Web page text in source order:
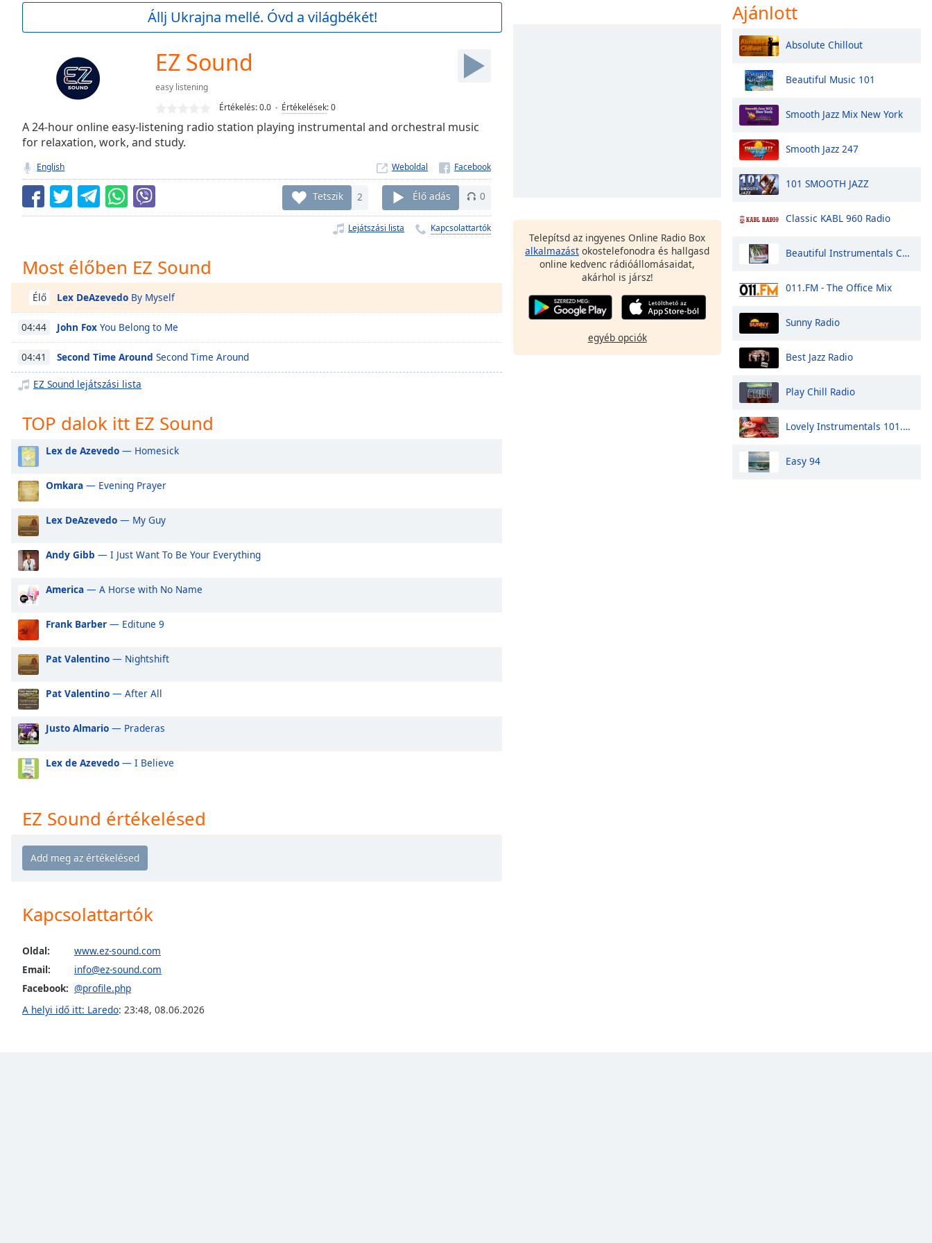
Current
TypeLIVE
Seek to
currently
behind
LIVE
Remaining
Time-
Playback
Rate
Chapters
Chapters
descriptions
selected
Subtitles
subtitles
settings,
subtitles
settings
dialog
subtitles
off
selected
Audio
Track
Picture-
in-
Fullscreen
modal
window.
Beginning
window.
Escape
window.
Color
Állj Ukrajna mellé. Óvd a világbékét!
EZ Sound
easy listening
Értékelés:0.0 Értékelések:0
A 24-hour online easy-listening radio station playing instrumental and orchestral music
for relaxation, work, and study.
English Weboldal
Tetszik 2 Élő adás 0
Lejátszási lista Kapcsolattartók
Most élőben EZ Sound
Élő Lex DeAzevedo By Myself
04:44 John Fox You Belong to Me
04:41 Second Time Around Second Time Around
EZ Sound lejátszási lista
TOP dalok itt EZ Sound
Lex de Azevedo — Homesick
Omkara — Evening Prayer
Lex DeAzevedo — My Guy
Andy Gibb — I Just Want To Be Your Everything
America — A Horse with No Name
Frank Barber — Editune 9
Pat Valentino — Nightshift
Pat Valentino — After All
Justo Almario — Praderas
Lex de Azevedo — I Believe
EZ Sound értékelésed
Kapcsolattartók
Oldal:
www.ez-sound.com
Email:
info@ez-sound.com
Facebook: @profile.php
A helyi idő itt: Laredo: 23:48, 08.06.2026
Telepítsd az ingyenes Online Radio Box
alkalmazást okostelefonodra és hallgasd
online kedvenc rádióállomásaidat,
akárhol is jársz!
egyéb opciók
Ajánlott
Absolute Chillout
Beautiful Music 101
Smooth Jazz Mix New York
Smooth Jazz 247
101 SMOOTH JAZZ
Classic KABL 960 Radio
Beautiful Instrumentals Channel
011.FM - The Office Mix
Sunny Radio
Best Jazz Radio
Play Chill Radio
Lovely Instrumentals 101.5 FM
Easy 94